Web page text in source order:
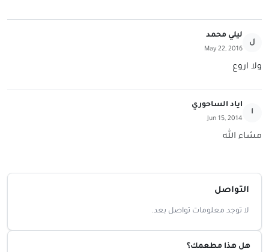
ل
ليلي محمد
May 22, 2016
ولا اروع
ا
اياد الساحوري
Jun 15, 2014
مشاء الله
التواصل
لا توجد معلومات تواصل بعد.
هل هذا مطعمك؟